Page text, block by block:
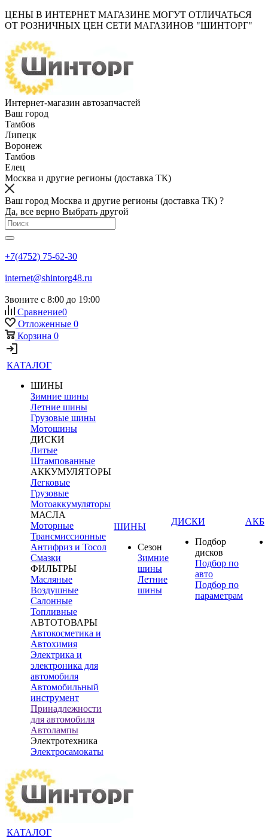
ЦЕНЫ В ИНТЕРНЕТ МАГАЗИНЕ МОГУТ ОТЛИЧАТЬСЯ
ОТ РОЗНИЧНЫХ ЦЕН СЕТИ МАГАЗИНОВ "ШИНТОРГ"
Интернет-магазин автозапчастей
Ваш город
Тамбов
Липецк
Воронеж
Тамбов
Елец
Москва и другие регионы (доставка ТК)
Ваш город Москва и другие регионы (доставка ТК) ?
Да, все верно Выбрать другой
+7(4752) 75-62-30
internet@shintorg48.ru
Звоните с 8:00 до 19:00
Сравнение0
Отложенные 0
Корзина 0
КАТАЛОГ
ШИНЫ
Зимние шины
Летние шины
Грузовые шины
Мотошины
ДИСКИ
Литые
Штампованные
АККУМУЛЯТОРЫ
Легковые
Грузовые
Мотоаккумуляторы
МАСЛА
Моторные
Трансмиссионные
Антифриз и Тосол
Смазки
ФИЛЬТРЫ
Масляные
Воздушные
Салонные
Топливные
АВТОТОВАРЫ
Автокосметика и
Автохимия
Электрика и
электроника для
автомобиля
Автомобильный
инструмент
Принадлежности
для автомобиля
Автолампы
Электротехника
Электросамокаты
ШИНЫ
Сезон
Зимние
шины
Летние
шины
ДИСКИ
Подбор
дисков
Подбор по
авто
Подбор по
параметрам
АКБ
КАТАЛОГ